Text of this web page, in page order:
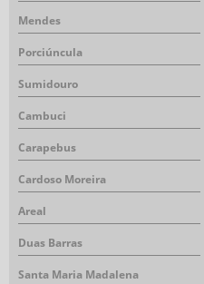
Mendes
Porciúncula
Sumidouro
Cambuci
Carapebus
Cardoso Moreira
Areal
Duas Barras
Santa Maria Madalena